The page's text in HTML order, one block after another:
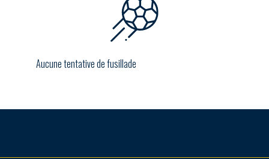
Aucune tentative de fusillade